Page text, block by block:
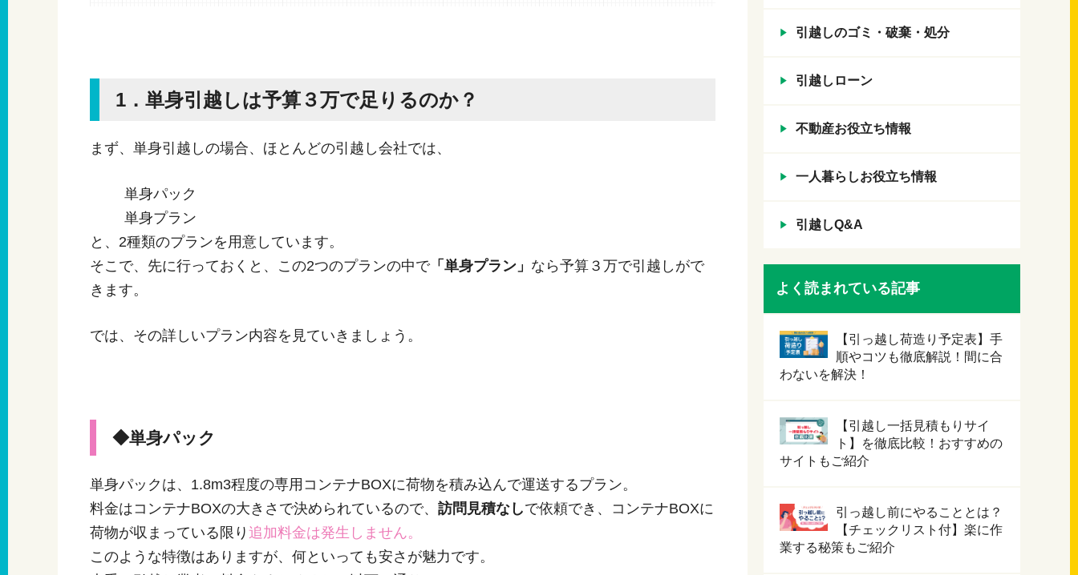
1．単身引越しは予算３万で足りるのか？
まず、単身引越しの場合、ほとんどの引越し会社では、
単身パック
単身プラン
と、2種類のプランを用意しています。
そこで、先に行っておくと、この2つのプランの中で「単身プラン」 なら予算３万で引越しがで
きます。
では、その詳しいプラン内容を見ていきましょう。
◆単身パック
単身パックは、1.8m3程度の専用コンテナBOXに荷物を積み込んで運送するプラン。
料金はコンテナBOXの大きさで決められているので、 訪問見積なしで依頼でき、コンテナBOXに
荷物が収まっている限り 追加料金は発生しません。
このような特徴はありますが、何といっても安さが魅力です。
引越しのゴミ・破棄・処分
引越しローン
不動産お役立ち情報
一人暮らしお役立ち情報
引越しQ&A
よく読まれている記事
【引っ越し荷造り予定表】手
順やコツも徹底解説！間に合
わないを解決！
【引越し一括見積もりサイ
ト】を徹底比較！おすすめの
サイトもご紹介
引っ越し前にやることとは？
【チェックリスト付】楽に作
業する秘策もご紹介